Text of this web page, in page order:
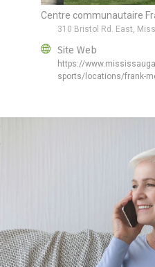
Centre communautaire
310 Bristol Rd. East,
Site Web
https://
sports/locations/frank-